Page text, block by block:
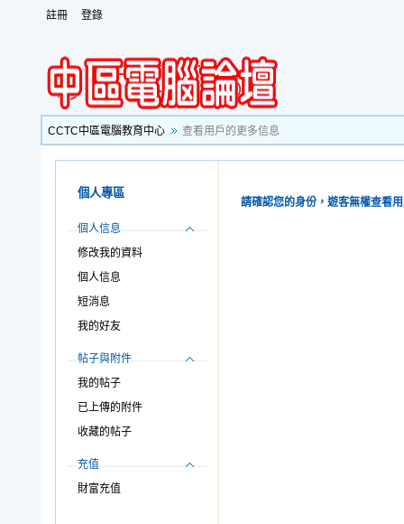
註冊 登錄
CCTC中區電腦教育中心 查看用戶的更多信息
個人專區
個人信息
修改我的資料
個人信息
短消息
我的好友
帖子與附件
我的帖子
已上傳的附件
收藏的帖子
充值
財富充值
請確認您的身份，遊客無權查看